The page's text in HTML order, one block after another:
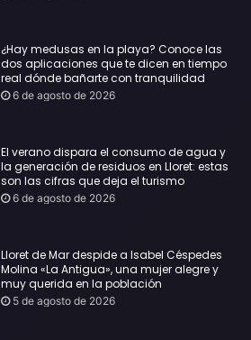
¿Hay medusas en la playa? Conoce las
dos aplicaciones que te dicen en tiempo
real dónde bañarte con tranquilidad
6 de agosto de 2026
El verano dispara el consumo de agua y
la generación de residuos en Lloret: estas
son las cifras que deja el turismo
6 de agosto de 2026
Lloret de Mar despide a Isabel Céspedes
Molina «La Antigua», una mujer alegre y
muy querida en la población
5 de agosto de 2026